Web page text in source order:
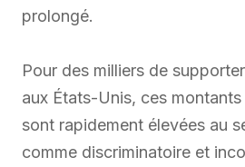
prolongé.
Pour des milliers de
aux États-Unis, ces
sont rapidement élevées au
comme discriminatoire et